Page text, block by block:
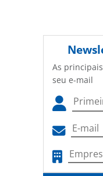
As
seu e-mail